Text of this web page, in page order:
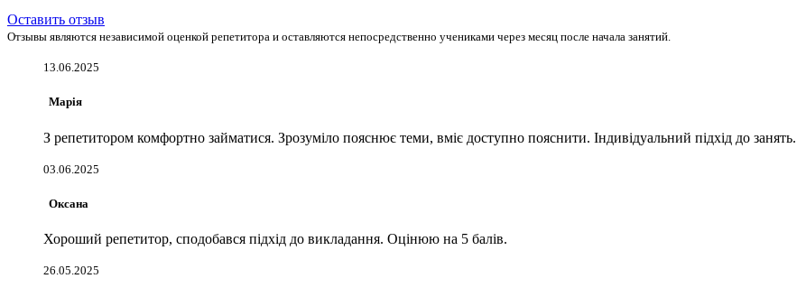
Оставить отзыв
Отзывы являются независимой оценкой репетитора и оставляются непосредственно учениками через месяц после начала занятий.
13.06.2025
Марія
З репетитором комфортно займатися. Зрозуміло пояснює теми, вміє доступно пояснити. Індивідуальний підхід до занять.
03.06.2025
Оксана
Хороший репетитор, сподобався підхід до викладання. Оцінюю на 5 балів.
26.05.2025